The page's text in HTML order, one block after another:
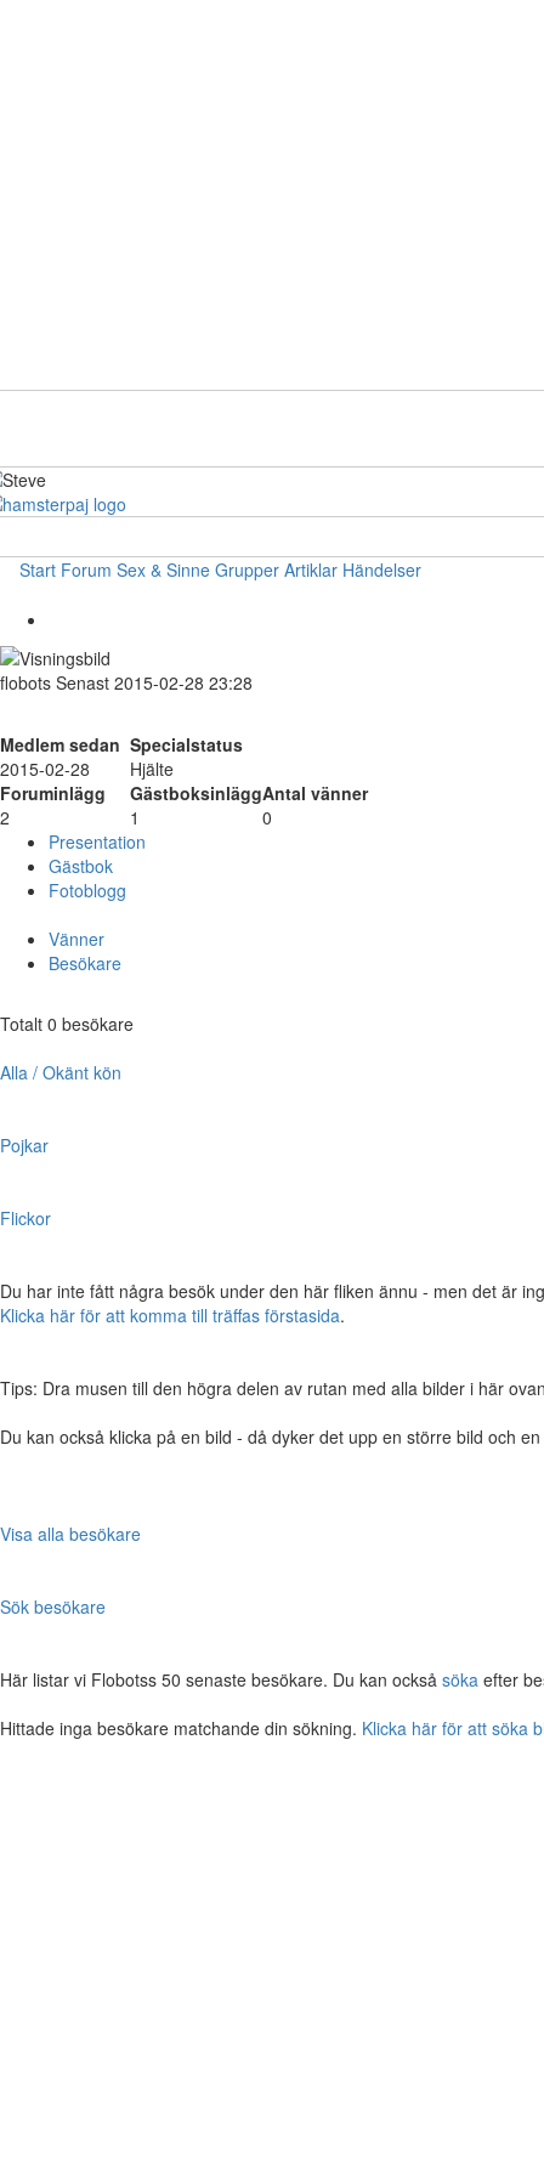
Start Forum Sex & Sinne Grupper Artiklar Händelser
flobots Senast 2015-02-28 23:28
Medlem sedan Specialstatus
2015-02-28
Hjälte
Foruminlägg
GästboksinläggAntal vänner
2
1
0
Presentation
Gästbok
Fotoblogg
Vänner
Besökare
Totalt 0 besökare
Alla / Okänt kön
Pojkar
Flickor
Du har inte fått några besök under den här fliken ännu - men det är
Klicka här för att komma till träffas förstasida.
Tips: Dra musen till den högra delen av rutan med alla bilder i här
Du kan också klicka på en bild - då dyker det upp en större bild och
Visa alla besökare
Sök besökare
Här listar vi Flobotss 50 senaste besökare. Du kan också söka efter
Hittade inga besökare matchande din sökning. Klicka här för att söka